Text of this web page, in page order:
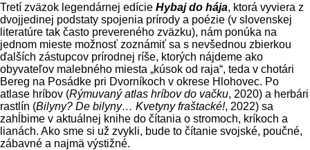
Tretí zväzok legendárnej edície Hybaj do hája, ktorá vyviera z
dvojjedinej podstaty spojenia prírody a poézie (v slovenskej
literatúre tak často prevereného zväzku), nám ponúka na
jednom mieste možnosť zoznámiť sa s nevšednou zbierkou
ďalších zástupcov prírodnej ríše, kto­rých nájdeme ako
obyvateľov malebného miesta „kúsok od raja“, teda v chotári
Bereg na Posádke pri Dvorníkoch v okrese Hlohovec. Po
atlase hrí­bov (Rýmuvaný atlas hríbov do vačku, 2020) a herbári
rastlín (Bilyny? De bilyny… Kvetyny fraštacké!, 2022) sa
zahĺbime v aktuálnej kni­he do čítania o stromoch, kríkoch a
lianách. Ako sme si už zvykli, bude to čítanie svojské, poučné,
zábavné a najmä výstižné.